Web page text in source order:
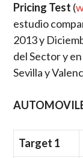
Pricing Test (
estudio
2013 y
del Sector y
Sevilla y
Target 1